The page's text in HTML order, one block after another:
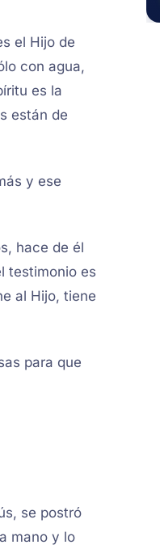
el Hijo de
con agua,
es la
están de
y ese
hace de él
testimonio es
al Hijo, tiene
para que
se postró
mano y lo